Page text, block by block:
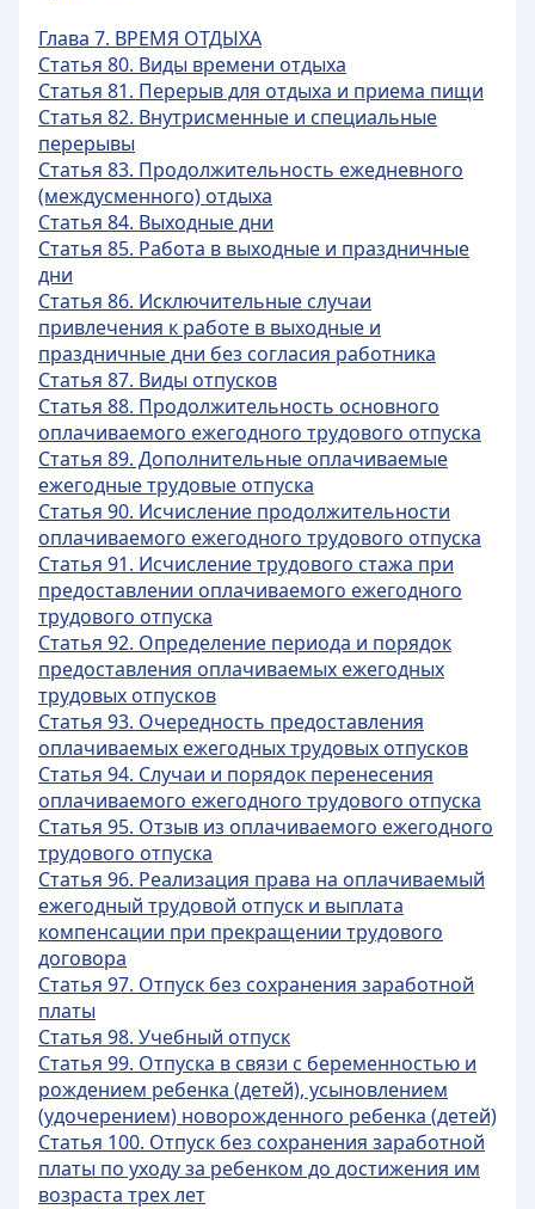
Глава 7. ВРЕМЯ ОТДЫХА
Статья 80. Виды времени отдыха
Статья 81. Перерыв для отдыха и приема пищи
Статья 82. Внутрисменные и специальные
перерывы
Статья 83. Продолжительность ежедневного
(междусменного) отдыха
Статья 84. Выходные дни
Статья 85. Работа в выходные и праздничные
дни
Статья 86. Исключительные случаи
привлечения к работе в выходные и
праздничные дни без согласия работника
Статья 87. Виды отпусков
Статья 88. Продолжительность основного
оплачиваемого ежегодного трудового отпуска
Статья 89. Дополнительные оплачиваемые
ежегодные трудовые отпуска
Статья 90. Исчисление продолжительности
оплачиваемого ежегодного трудового отпуска
Статья 91. Исчисление трудового стажа при
предоставлении оплачиваемого ежегодного
трудового отпуска
Статья 92. Определение периода и порядок
предоставления оплачиваемых ежегодных
трудовых отпусков
Статья 93. Очередность предоставления
оплачиваемых ежегодных трудовых отпусков
Статья 94. Случаи и порядок перенесения
оплачиваемого ежегодного трудового отпуска
Статья 95. Отзыв из оплачиваемого ежегодного
трудового отпуска
Статья 96. Реализация права на оплачиваемый
ежегодный трудовой отпуск и выплата
компенсации при прекращении трудового
договора
Статья 97. Отпуск без сохранения заработной
платы
Статья 98. Учебный отпуск
Статья 99. Отпуска в связи с беременностью и
рождением ребенка (детей), усыновлением
(удочерением) новорожденного ребенка (детей)
Статья 100. Отпуск без сохранения заработной
платы по уходу за ребенком до достижения им
возраста трех лет